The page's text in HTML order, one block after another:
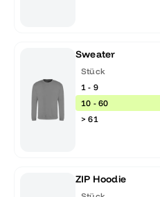
Sweater
Stück
1 - 9
10 - 60
> 61
ZIP Hoodie